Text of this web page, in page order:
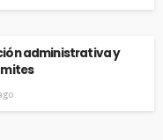
administrativa y